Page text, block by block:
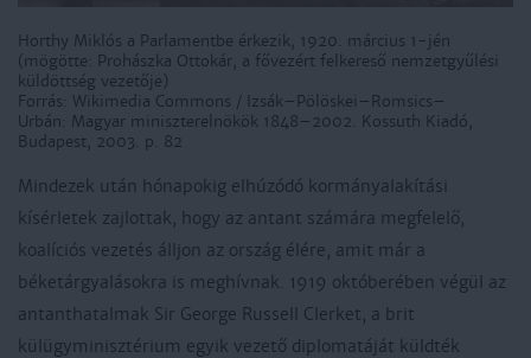
Horthy Miklós a Parlamentbe érkezik, 1920. március 1-jén
(mögötte: Prohászka Ottokár, a fővezért felkereső nemzetgyűlési
küldöttség vezetője)
Forrás: Wikimedia Commons / Izsák–Pölöskei–Romsics–
Urbán: Magyar miniszterelnökök 1848–2002. Kossuth Kiadó,
Budapest, 2003. p. 82
Mindezek után hónapokig elhúzódó kormányalakítási
kísérletek zajlottak, hogy az antant számára megfelelő,
koalíciós vezetés álljon az ország élére, amit már a
béketárgyalásokra is meghívnak. 1919 októberében végül az
antanthatalmak Sir George Russell Clerket, a brit
külügyminisztérium egyik vezető diplomatáját küldték